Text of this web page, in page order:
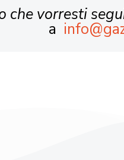
che vorresti
a